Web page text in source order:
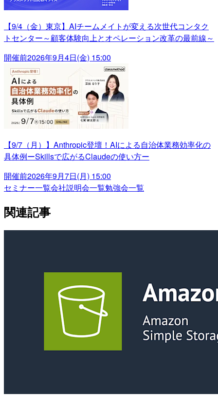
【9/4（金）東京】AIチームメイトが変える次世代コンタク
トセンター～顧客体験向上とオペレーション改革の最前線～
開催前2026年9月4日(金) 15:00
【9/7（月）】Anthropic登壇！AIによる自治体業務効率化の
具体例ーSkillsで広がるClaudeの使い方ー
開催前2026年9月7日(月) 15:00
セミナー一覧会社説明会一覧勉強会一覧
関連記事